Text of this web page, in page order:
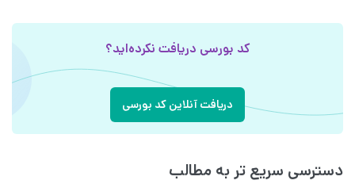
کد بورسی دریافت نکرده‌اید؟
دریافت آنلاین کد بورسی
دسترسی سریع تر به مطالب